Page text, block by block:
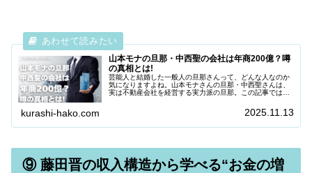
山本モナの旦那・中西聖の会社は年商200億？噂
の真相とは!
芸能人と結婚した一般人の旦那さんって、どんな人なのか
気になりますよね。山本モナさんの旦那・中西聖さんは、
実は不動産会社を経営する実力派の旦那。この記事では、
kurashi-hako.com 2025.11.13
⑨ 藤田晋の収入構造から学べる“お金の増